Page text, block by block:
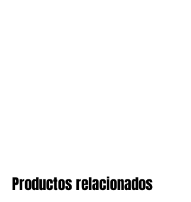
Productos relacionados